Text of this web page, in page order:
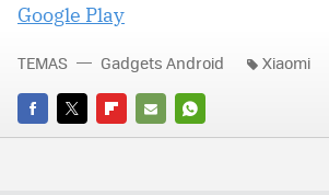
Google Play
FACEBOOK
TWITTERFLIPBOARD
E-
WHATSAPP
TEMAS Gadgets Android Xiaomi